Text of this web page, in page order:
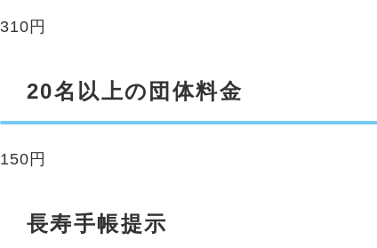
310円
20名以上の団体料金
150円
長寿手帳提示